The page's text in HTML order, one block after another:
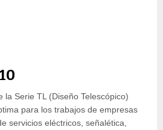
la Serie TL (Diseño Telescópico)
para los trabajos de empresas
servicios eléctricos, señalética,